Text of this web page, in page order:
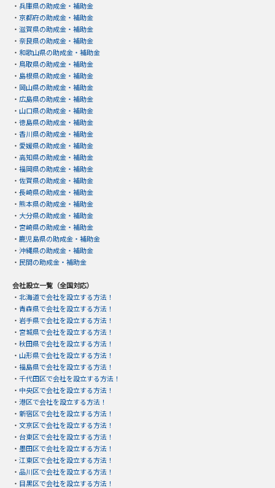
・ 兵庫県の助成金・補助金
・ 京都府の助成金・補助金
・ 滋賀県の助成金・補助金
・ 奈良県の助成金・補助金
・ 和歌山県の助成金・補助金
・ 鳥取県の助成金・補助金
・ 島根県の助成金・補助金
・ 岡山県の助成金・補助金
・ 広島県の助成金・補助金
・ 山口県の助成金・補助金
・ 徳島県の助成金・補助金
・ 香川県の助成金・補助金
・ 愛媛県の助成金・補助金
・ 高知県の助成金・補助金
・ 福岡県の助成金・補助金
・ 佐賀県の助成金・補助金
・ 長崎県の助成金・補助金
・ 熊本県の助成金・補助金
・ 大分県の助成金・補助金
・ 宮崎県の助成金・補助金
・ 鹿児島県の助成金・補助金
・ 沖縄県の助成金・補助金
・ 民間の助成金・補助金
会社設立一覧（全国対応）
・ 北海道で会社を設立する方法！
・ 青森県で会社を設立する方法！
・ 岩手県で会社を設立する方法！
・ 宮城県で会社を設立する方法！
・ 秋田県で会社を設立する方法！
・ 山形県で会社を設立する方法！
・ 福島県で会社を設立する方法！
・ 千代田区で会社を設立する方法！
・ 中央区で会社を設立する方法！
・ 港区で会社を設立する方法！
・ 新宿区で会社を設立する方法！
・ 文京区で会社を設立する方法！
・ 台東区で会社を設立する方法！
・ 墨田区で会社を設立する方法！
・ 江東区で会社を設立する方法！
・ 品川区で会社を設立する方法！
・ 目黒区で会社を設立する方法！